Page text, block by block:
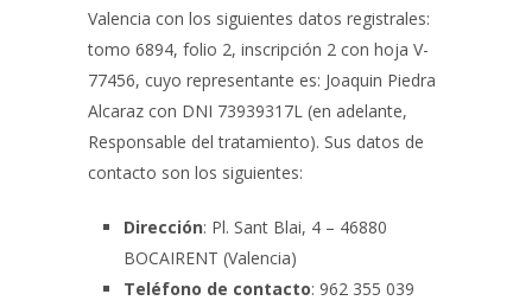
Valencia con los siguientes datos registrales:
tomo 6894, folio 2, inscripción 2 con hoja V-
77456, cuyo representante es: Joaquin Piedra
Alcaraz con DNI 73939317L (en adelante,
Responsable del tratamiento). Sus datos de
contacto son los siguientes:
Dirección: Pl. Sant Blai, 4 – 46880
BOCAIRENT (Valencia)
Teléfono de contacto: 962 355 039